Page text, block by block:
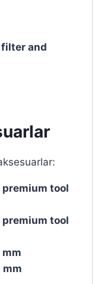
and
tool
tool